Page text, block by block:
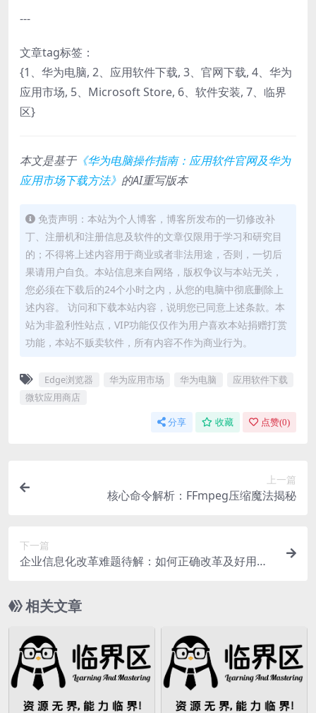
---
文章tag标签：
{1、华为电脑, 2、应用软件下载, 3、官网下载, 4、华为
应用市场, 5、Microsoft Store, 6、软件安装, 7、临界
区}
本文是基于《华为电脑操作指南：应用软件官网及华为
应用市场下载方法》 的AI重写版本
免责声明：本站为个人博客，博客所发布的一切修改补
丁、注册机和注册信息及软件的文章仅限用于学习和研究目
的；不得将上述内容用于商业或者非法用途，否则，一切后
果请用户自负。本站信息来自网络，版权争议与本站无关，
您必须在下载后的24个小时之内，从您的电脑中彻底删除上
述内容。 访问和下载本站内容，说明您已同意上述条款。本
站为非盈利性站点，VIP功能仅仅作为用户喜欢本站捐赠打赏
功能，本站不贩卖软件，所有内容不作为商业行为。
Edge浏览器 华为应用市场 华为电脑
应用软件下载
微软应用商店
分享 收藏 点赞(0)
上一篇
核心命令解析：FFmpeg压缩魔法揭秘
下一篇
企业信息化改革难题待解：如何正确改革及好用系
相关文章